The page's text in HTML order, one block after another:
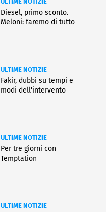
Diesel, primo sconto.
Meloni: faremo di tutto
ULTIME NOTIZIE
Fakir, dubbi su tempi e
modi dell'intervento
ULTIME NOTIZIE
Per tre giorni con
Temptation
ULTIME NOTIZIE